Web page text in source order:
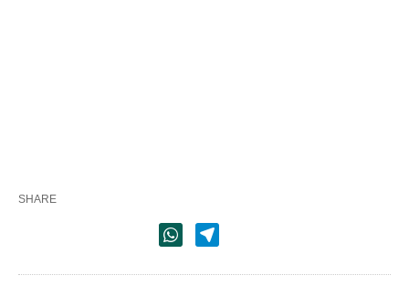
SHARE